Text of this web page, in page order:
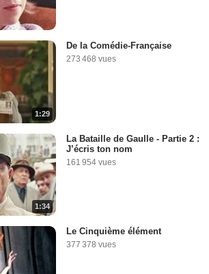
1:29
De la Comédie-Française
273 468 vues
1:34
La Bataille de Gaulle - Partie 2 :
J’écris ton nom
161 954 vues
Le Cinquième élément
377 378 vues